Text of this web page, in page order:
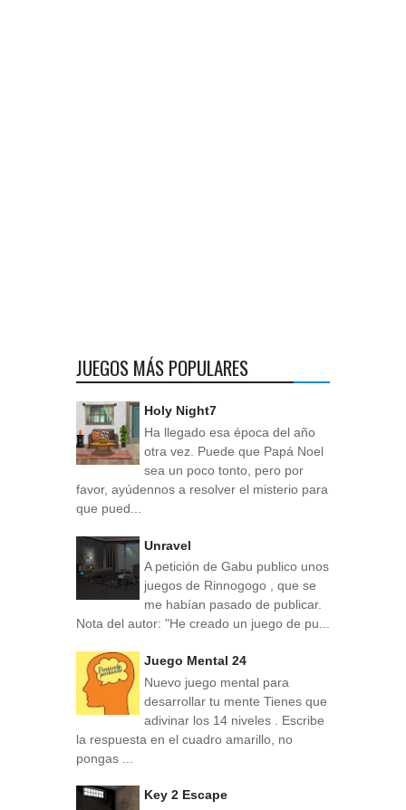
JUEGOS MÁS POPULARES
Holy Night7
Ha llegado esa época del año
otra vez. Puede que Papá Noel
sea un poco tonto, pero por
favor, ayúdennos a resolver el misterio para
que pued...
Unravel
A petición de Gabu publico unos
juegos de Rinnogogo , que se
me habían pasado de publicar.
Nota del autor: "He creado un juego de pu...
Juego Mental 24
Nuevo juego mental para
desarrollar tu mente Tienes que
adivinar los 14 niveles . Escribe
la respuesta en el cuadro amarillo, no
pongas ...
Key 2 Escape